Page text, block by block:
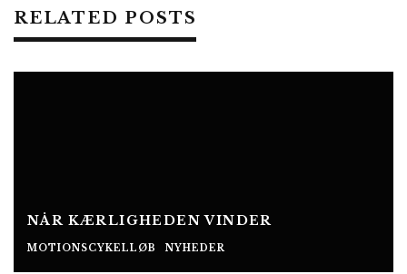
RELATED POSTS
NÅR KÆRLIGHEDEN VINDER
MOTIONSCYKELLØB NYHEDER